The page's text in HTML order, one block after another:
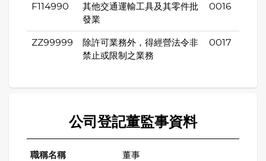
F114990
其他交通運輸工具及其零件批
發業
0016
ZZ99999
除許可業務外，得經營法令非
禁止或限制之業務
0017
公司登記董監事資料
董事